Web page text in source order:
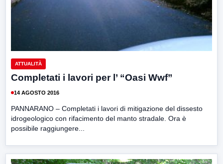
ATTUALITÀ
Completati i lavori per l’ “Oasi Wwf”
14 AGOSTO 2016
PANNARANO – Completati i lavori di mitigazione del dissesto
idrogeologico con rifacimento del manto stradale. Ora è
possibile raggiungere...